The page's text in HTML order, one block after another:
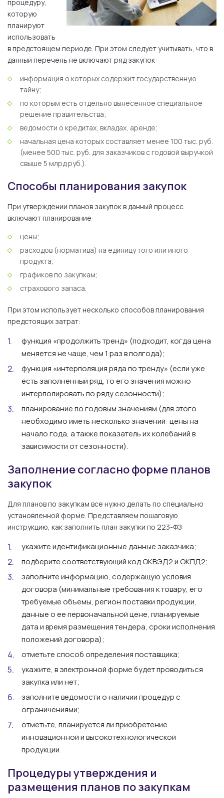
процедуру,
которую
планируют
использовать
в предстоящем периоде. При этом следует учитывать, что в
данный перечень не включают ряд закупок:
информация о которых содержит государственную
тайну;
по которым есть отдельно вынесенное специальное
решение правительства;
ведомости о кредитах, вкладах, аренде;
начальная цена которых составляет менее 100 тыс. руб.
(менее 500 тыс. руб. для заказчиков с годовой выручкой
свыше 5 млрд руб.).
Способы планирования закупок
При утверждении планов закупок в данный процесс
включают планирование:
цены;
расходов (норматива) на единицу того или иного
продукта;
графиков по закупкам;
страхового запаса.
При этом использует несколько способов планирования
предстоящих затрат:
функция «продолжить тренд» (подходит, когда цена
меняется не чаще, чем 1 раз в полгода);
функция «интерполяция ряда по тренду» (если уже
есть заполненный ряд, то его значения можно
интерполировать по ряду сезонности);
планирование по годовым значениям (для этого
необходимо иметь несколько значений: цены на
начало года, а также показатель их колебаний в
зависимости от сезонности).
Заполнение согласно форме планов
закупок
Для планов по закупкам все нужно делать по специально
установленной форме. Представляем пошаговую
инструкцию, как заполнить план закупки по 223-ФЗ:
укажите идентификационные данные заказчика;
подберите соответствующий код ОКВЭД2 и ОКПД2;
заполните информацию, содержащую условия
договора (минимальные требования к товару, его
требуемые объемы, регион поставки продукции,
данные о ее первоначальной цене, планируемые
дата и время размещения тендера, сроки исполнения
положений договора);
отметьте способ определения поставщика;
укажите, в электронной форме будет проводиться
закупка или нет;
заполните ведомости о наличии процедур с
ограничениями;
отметьте, планируется ли приобретение
инновационной и высокотехнологической
продукции.
Процедуры утверждения и
размещения планов по закупкам